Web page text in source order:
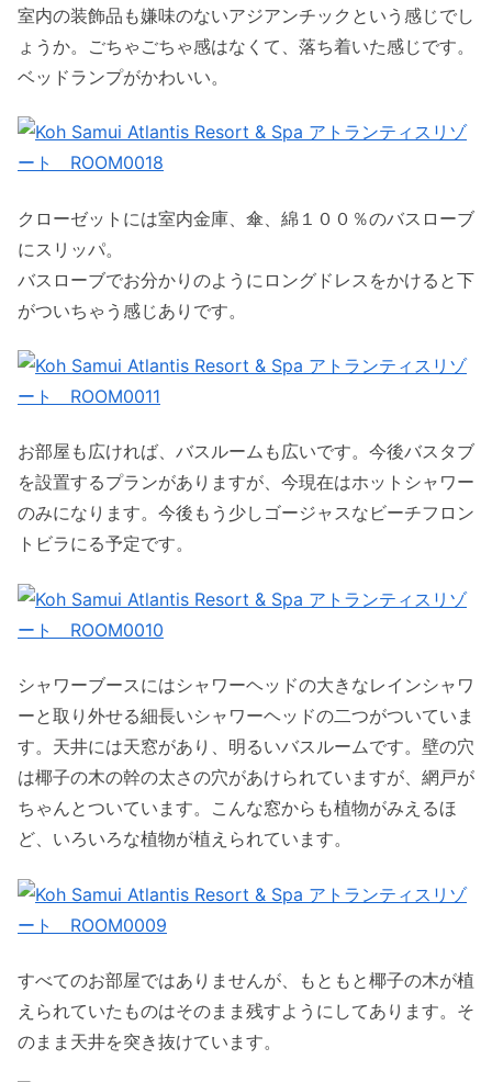
室内の装飾品も嫌味のないアジアンチックという感じでし
ょうか。ごちゃごちゃ感はなくて、落ち着いた感じです。
ベッドランプがかわいい。
クローゼットには室内金庫、傘、綿１００％のバスローブ
にスリッパ。
バスローブでお分かりのようにロングドレスをかけると下
がついちゃう感じありです。
お部屋も広ければ、バスルームも広いです。今後バスタブ
を設置するプランがありますが、今現在はホットシャワー
のみになります。今後もう少しゴージャスなビーチフロン
トビラにる予定です。
シャワーブースにはシャワーヘッドの大きなレインシャワ
ーと取り外せる細長いシャワーヘッドの二つがついていま
す。天井には天窓があり、明るいバスルームです。壁の穴
は椰子の木の幹の太さの穴があけられていますが、網戸が
ちゃんとついています。こんな窓からも植物がみえるほ
ど、いろいろな植物が植えられています。
すべてのお部屋ではありませんが、もともと椰子の木が植
えられていたものはそのまま残すようにしてあります。そ
のまま天井を突き抜けています。